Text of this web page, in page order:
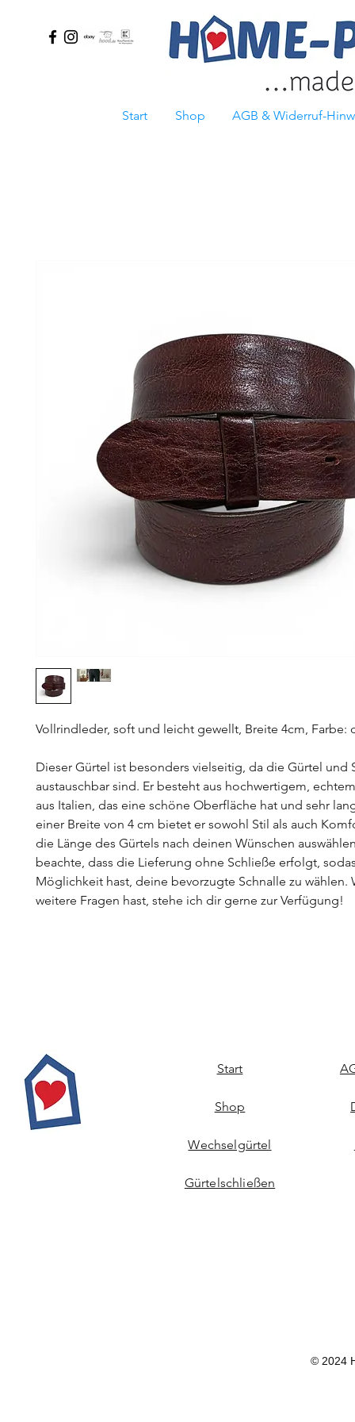
Start Shop AGB & Widerruf-
Vollrindleder, soft und leicht gewellt, Breite 4cm, Farbe:
Dieser Gürtel ist besonders vielseitig, da die Gürtel und
austauschbar sind. Er besteht aus hochwertigem,
aus Italien, das eine schöne Oberfläche hat und sehr
einer Breite von 4 cm bietet er sowohl Stil als auch
die Länge des Gürtels nach deinen Wünschen
beachte, dass die Lieferung ohne Schließe erfolgt,
Möglichkeit hast, deine bevorzugte Schnalle zu wählen.
weitere Fragen hast, stehe ich dir gerne zur Verfügung!
Start
Shop
Wechselgürtel
Gürtelschließen
© 2024